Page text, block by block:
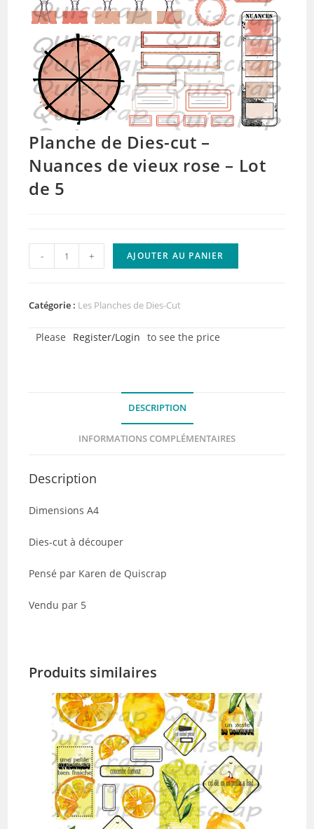
Planche de Dies-cut –
Nuances de vieux rose – Lot
de 5
quantité
de
de
cut
de
- + AJOUTER AU PANIER
Catégorie : Les Planches de Dies-Cut
Please Register/Login to see the price
DESCRIPTION
INFORMATIONS COMPLÉMENTAIRES
Description
Dimensions A4
Dies-cut à découper
Pensé par Karen de Quiscrap
Vendu par 5
Produits similaires